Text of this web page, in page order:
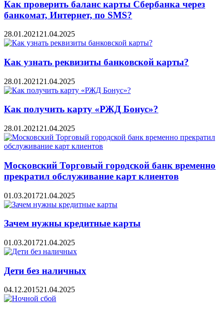
Как проверить баланс карты Сбербанка через
банкомат, Интернет, по SMS?
28.01.2021 21.04.2025
Как узнать реквизиты банковской карты?
28.01.2021 21.04.2025
Как получить карту «РЖД Бонус»?
28.01.2021 21.04.2025
Московский Торговый городской банк временно
прекратил обслуживание карт клиентов
01.03.201721.04.2025
Зачем нужны кредитные карты
01.03.201721.04.2025
Дети без наличных
04.12.201521.04.2025